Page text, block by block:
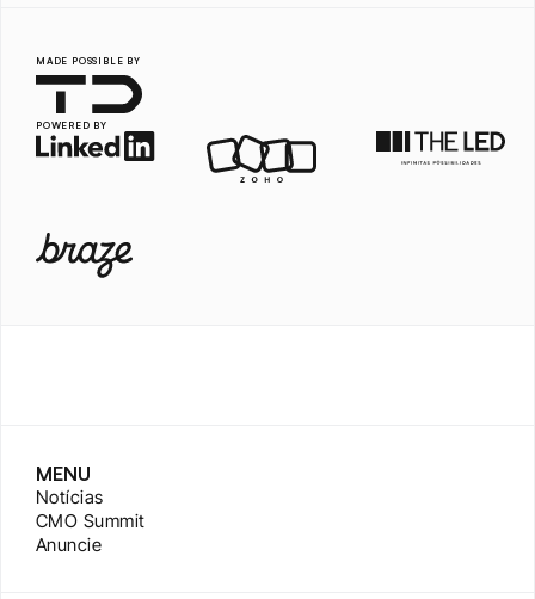
MADE POSSIBLE BY
POWERED BY
MENU
Notícias
CMO Summit
Anuncie